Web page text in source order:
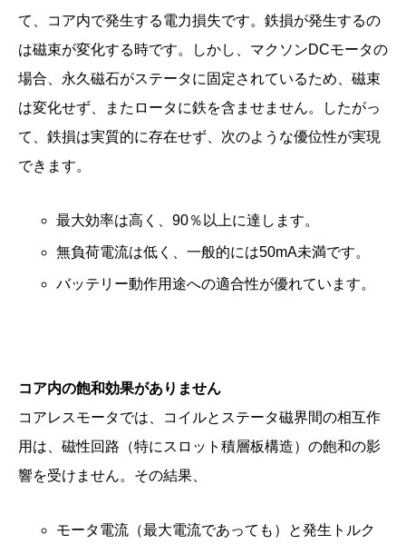
て、コア内で発生する電力損失です。鉄損が発生するの
は磁束が変化する時です。しかし、マクソンDCモータの
場合、永久磁石がステータに固定されているため、磁束
は変化せず、またロータに鉄を含ませません。したがっ
て、鉄損は実質的に存在せず、次のような優位性が実現
できます。
最大効率は高く、90％以上に達します。
無負荷電流は低く、一般的には50mA未満です。
バッテリー動作用途への適合性が優れています。
コア内の飽和効果がありません
コアレスモータでは、コイルとステータ磁界間の相互作
用は、磁性回路（特にスロット積層板構造）の飽和の影
響を受けません。その結果、
モータ電流（最大電流であっても）と発生トルク